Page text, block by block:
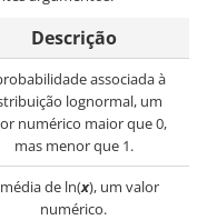
Descrição
associada à
lognormal, um
numérico maior que 0,
mas menor que 1.
de ln(x), um valor
numérico.